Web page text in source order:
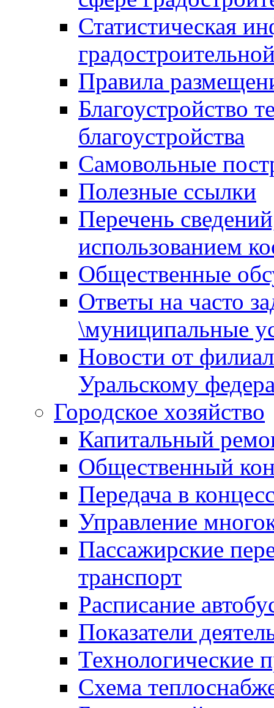
Статистическая
Правила
Благоустройство
благоустройства
Самовольные
Полезные ссылки
Перечень
использованием
Общественные
Ответы на часто
\муниципальные
Новости от
Уральскому
Городское хозяйство
Капитальный
Общественный
Передача в
Управление
Пассажирские
транспорт
Расписание
Показатели
Технологические
Схема